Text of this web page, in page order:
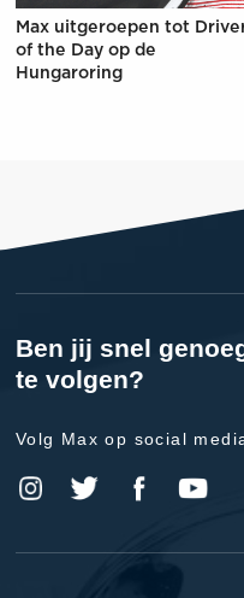
Max uitgeroepen tot
of the Day op de
Hungaroring
Ben jij snel
te volgen?
Volg Max op social